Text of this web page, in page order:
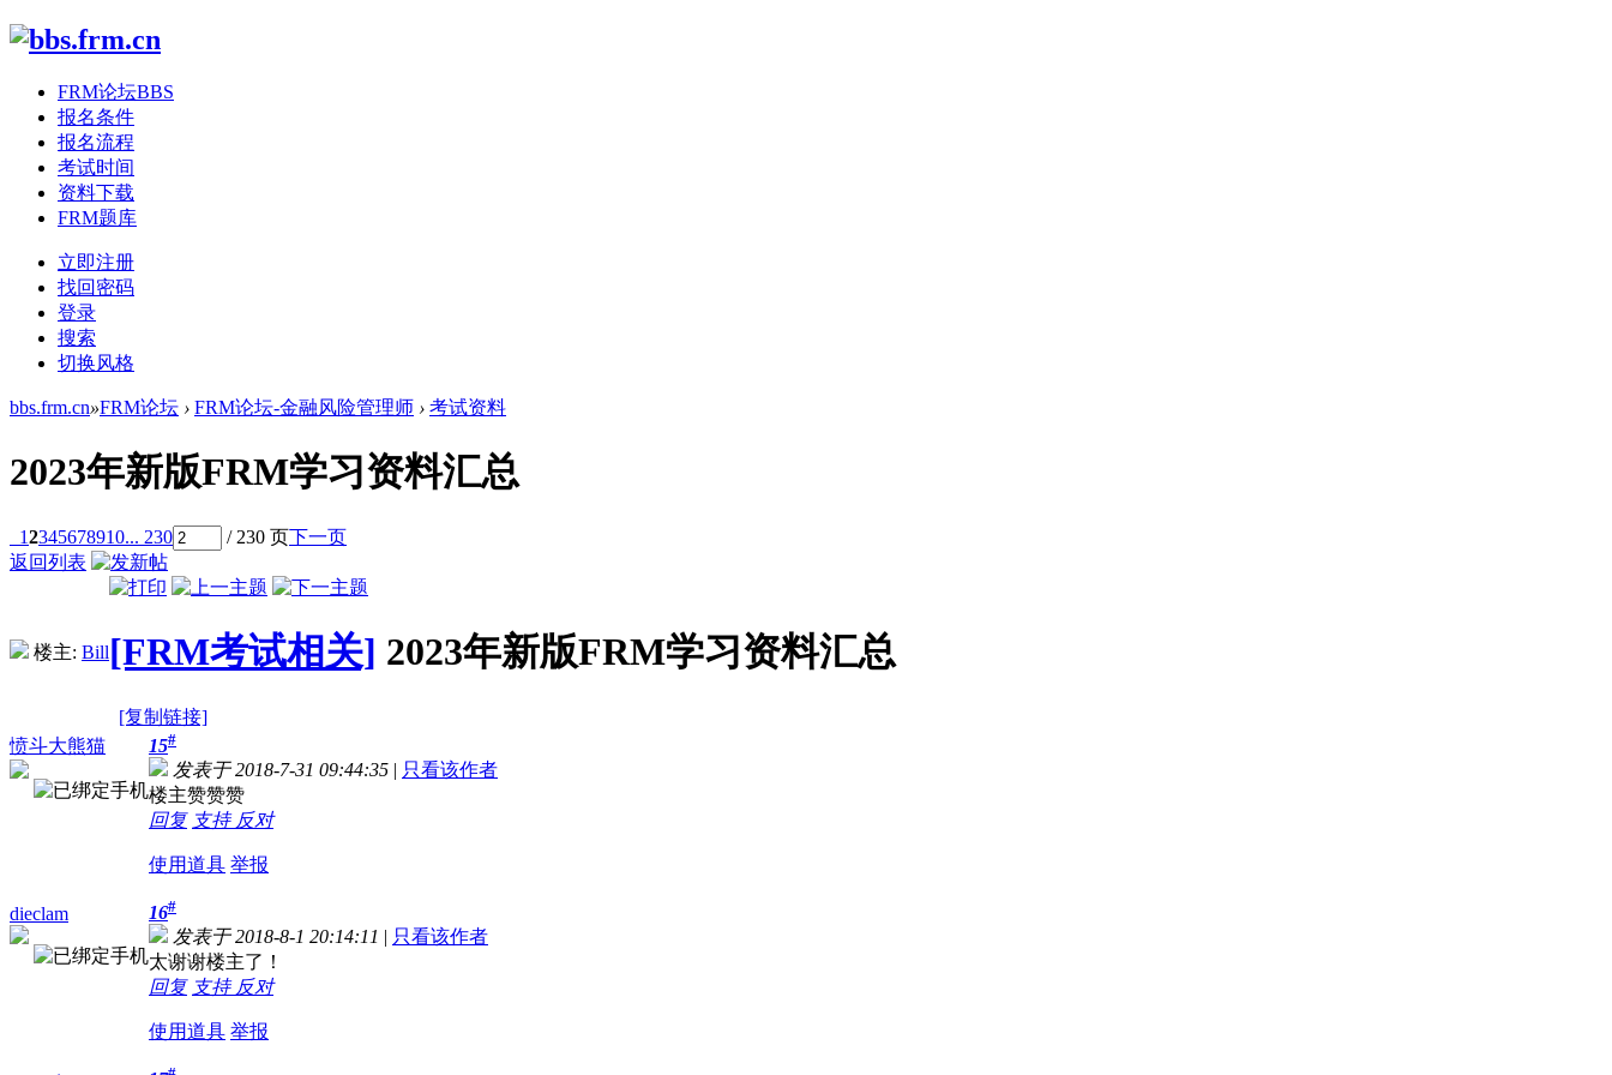
FRM论坛BBS
报名条件
报名流程
考试时间
资料下载
FRM题库
立即注册
找回密码
登录
搜索
切换风格
bbs.frm.cn»FRM论坛 › FRM论坛-金融风险管理师 › 考试资料
2023年新版FRM学习资料汇总
12345678910... 230 / 230 页下一页
返回列表
楼主: Bill[FRM考试相关] 2023年新版FRM学习资料汇总
[复制链接]
愤斗大熊猫
15#
发表于 2018-7-31 09:44:35 | 只看该作者
楼主赞赞赞
回复 支持 反对
使用道具 举报
dieclam 16#
发表于 2018-8-1 20:14:11 | 只看该作者
太谢谢楼主了！
回复 支持 反对
使用道具 举报